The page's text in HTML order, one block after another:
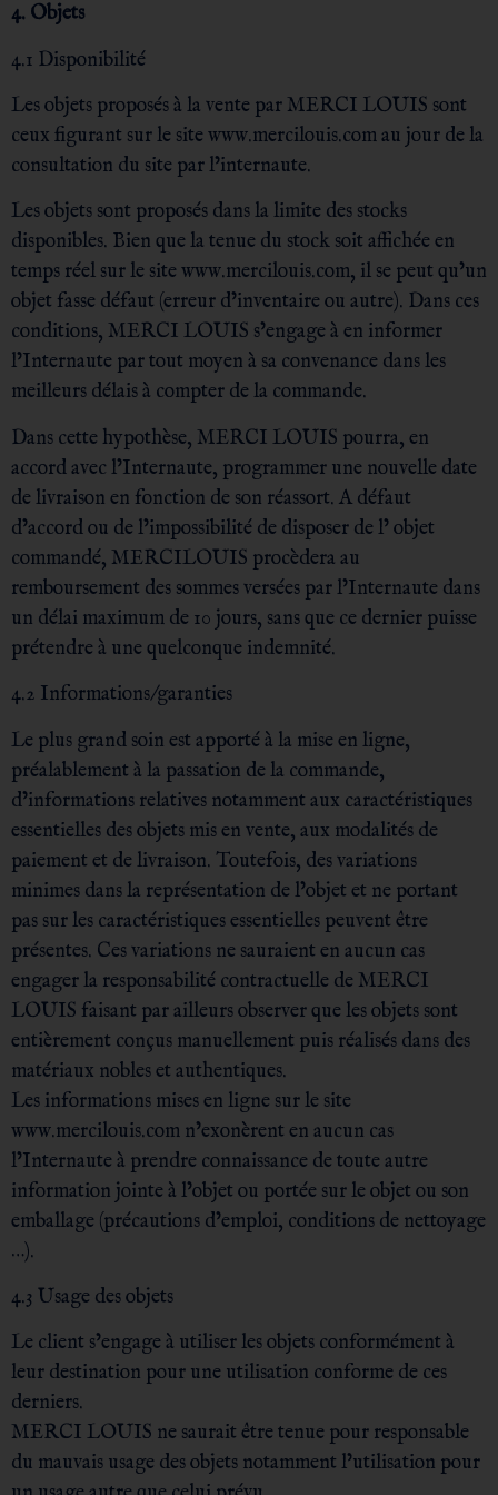
4. Objets
4.1 Disponibilité
Les objets proposés à la vente par MERCI LOUIS sont
ceux figurant sur le site www.mercilouis.com au jour de la
consultation du site par l’internaute.
Les objets sont proposés dans la limite des stocks
disponibles. Bien que la tenue du stock soit affichée en
temps réel sur le site www.mercilouis.com, il se peut qu’un
objet fasse défaut (erreur d’inventaire ou autre). Dans ces
conditions, MERCI LOUIS s’engage à en informer
l’Internaute par tout moyen à sa convenance dans les
meilleurs délais à compter de la commande.
Dans cette hypothèse, MERCI LOUIS pourra, en
accord avec l’Internaute, programmer une nouvelle date
de livraison en fonction de son réassort. A défaut
d’accord ou de l’impossibilité de disposer de l’ objet
commandé, MERCILOUIS procèdera au
remboursement des sommes versées par l’Internaute dans
un délai maximum de 10 jours, sans que ce dernier puisse
prétendre à une quelconque indemnité.
4.2 Informations/garanties
Le plus grand soin est apporté à la mise en ligne,
préalablement à la passation de la commande,
d’informations relatives notamment aux caractéristiques
essentielles des objets mis en vente, aux modalités de
paiement et de livraison. Toutefois, des variations
minimes dans la représentation de l’objet et ne portant
pas sur les caractéristiques essentielles peuvent être
présentes. Ces variations ne sauraient en aucun cas
engager la responsabilité contractuelle de MERCI
LOUIS faisant par ailleurs observer que les objets sont
entièrement conçus manuellement puis réalisés dans des
matériaux nobles et authentiques.
Les informations mises en ligne sur le site
www.mercilouis.com n’exonèrent en aucun cas
l’Internaute à prendre connaissance de toute autre
information jointe à l’objet ou portée sur le objet ou son
emballage (précautions d’emploi, conditions de nettoyage
…).
4.3 Usage des objets
Le client s’engage à utiliser les objets conformément à
leur destination pour une utilisation conforme de ces
derniers.
MERCI LOUIS ne saurait être tenue pour responsable
du mauvais usage des objets notamment l’utilisation pour